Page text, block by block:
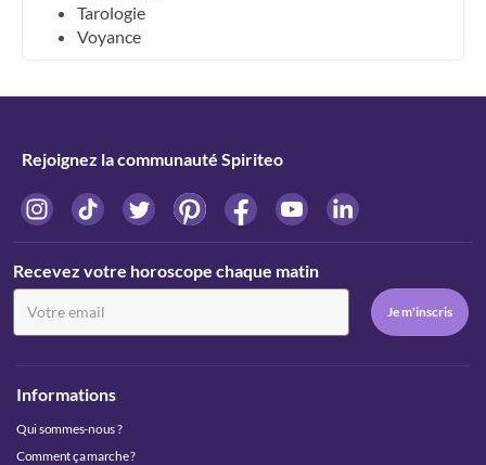
Tarologie
Voyance
Rejoignez la communauté Spiriteo
Recevez votre horoscope chaque matin
Informations
Qui sommes-nous ?
Comment ça marche ?